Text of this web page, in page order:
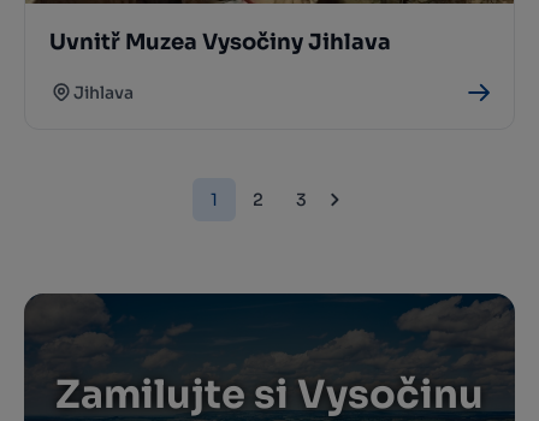
Uvnitř Muzea Vysočiny Jihlava
Jihlava
1 2 3
Zamilujte si Vysočinu